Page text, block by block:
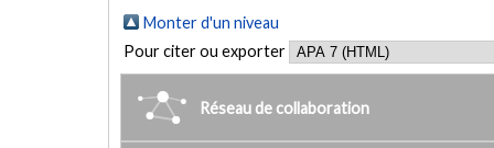
Monter d'un niveau
Pour citer ou exporter
Réseau de collaboration